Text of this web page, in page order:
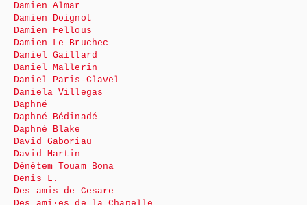
Damien Almar
Damien Doignot
Damien Fellous
Damien Le Bruchec
Daniel Gaillard
Daniel Mallerin
Daniel Paris-Clavel
Daniela Villegas
Daphné
Daphné Bédinadé
Daphné Blake
David Gaboriau
David Martin
Dénètem Touam Bona
Denis L.
Des amis de Cesare